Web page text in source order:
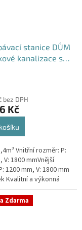
stanice DŮM
kanalizace se
- nádrž 1,4m3
bez DPH
Kč
Vnitřní rozměr: P:
V: 1800 mmVnější
1200 mm, V: 1800 mm
Kvalitní a výkonná
stanice k
domům,
Zdarma